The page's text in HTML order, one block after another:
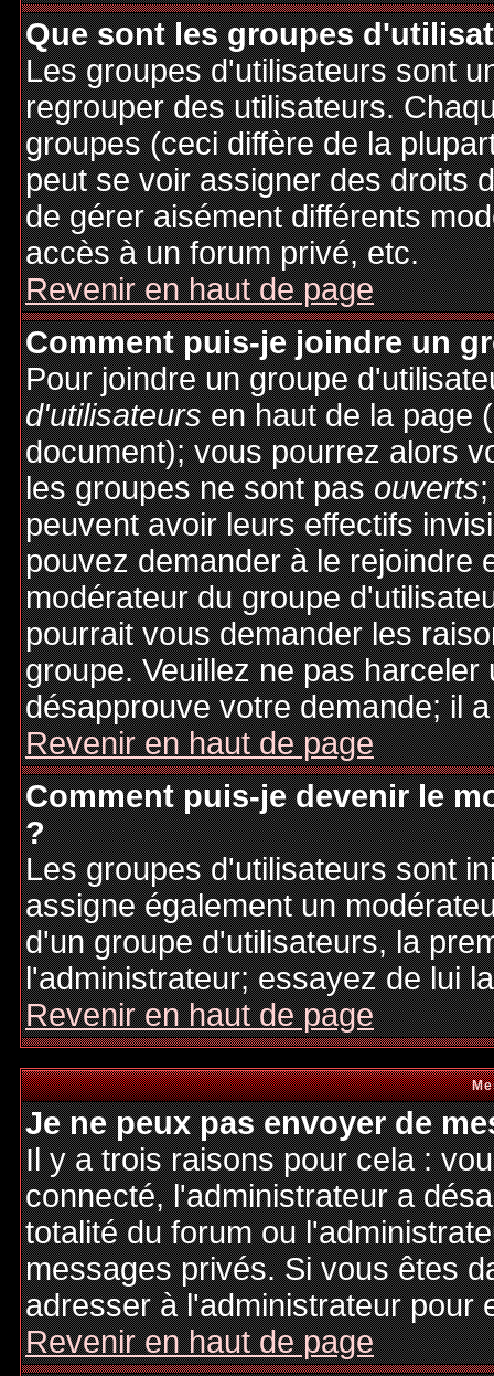
Que sont les groupes
Les groupes d'utilisateurs sont
regrouper des utilisateurs.
groupes (ceci diffère de la
peut se voir assigner des droits
de gérer aisément différents
accès à un forum privé, etc.
Revenir en haut de page
Comment puis-je joindre un
Pour joindre un groupe
d'utilisateursen haut de la page
document); vous pourrez alors
les groupes ne sont pasouverts
peuvent avoir leurs effectifs
pouvez demander à le rejoindre
modérateur du groupe
pourrait vous demander les
groupe. Veuillez ne pas
désapprouve votre demande; il
Revenir en haut de page
Comment puis-je devenir le
?
Les groupes d'utilisateurs sont
assigne également un
d'un groupe d'utilisateurs, la
l'administrateur; essayez de lui
Revenir en haut de page
Je ne peux pas envoyer de
Il y a trois raisons pour cela :
connecté, l'administrateur a
totalité du forum ou
messages privés. Si vous êtes
adresser à l'administrateur pour
Revenir en haut de page